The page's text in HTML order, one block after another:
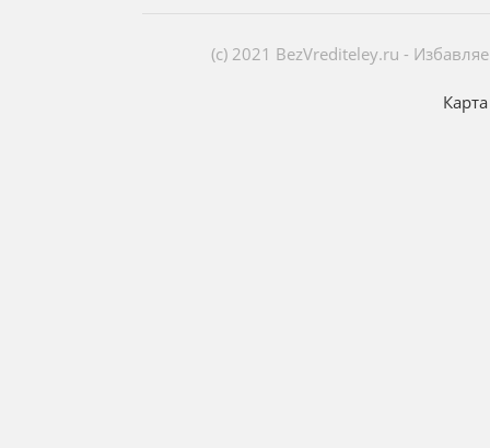
(c) 2021 BezVrediteley.ru -